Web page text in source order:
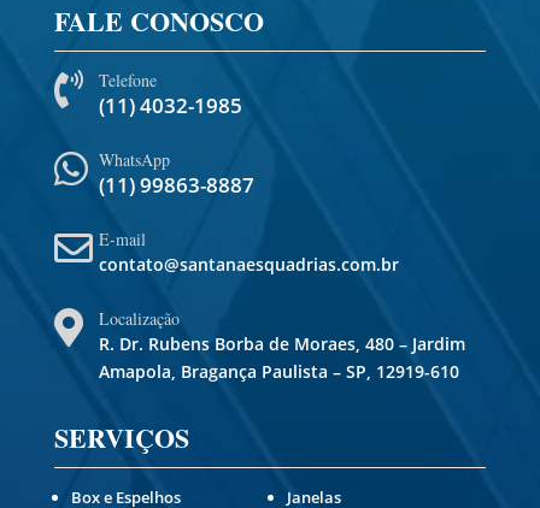
FALE CONOSCO
 Telefone
(11) 4032-1985
 WhatsApp
(11) 99863-8887
 E-mail
contato@santanaesquadrias.com.br

Localização
R. Dr. Rubens Borba de Moraes, 480 – Jardim
Amapola, Bragança Paulista – SP, 12919-610
SERVIÇOS
Box e Espelhos Janelas